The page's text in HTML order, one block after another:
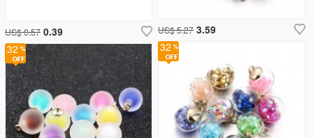
US$ 5.27 3.59
32
US$ 0.57 0.39
32